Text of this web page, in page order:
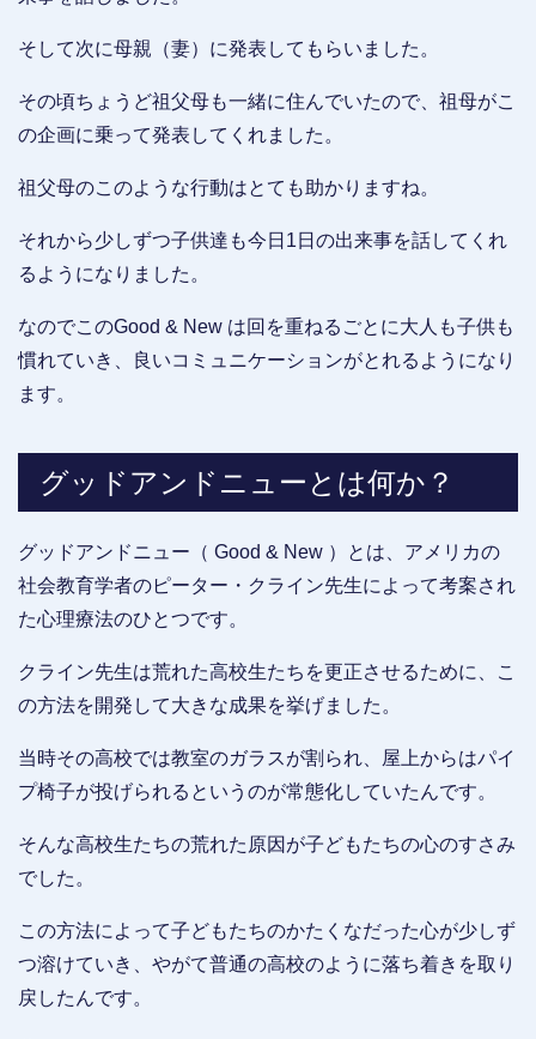
そして次に母親（妻）に発表してもらいました。
その頃ちょうど祖父母も一緒に住んでいたので、祖母がこ
の企画に乗って発表してくれました。
祖父母のこのような行動はとても助かりますね。
それから少しずつ子供達も今日1日の出来事を話してくれ
るようになりました。
なのでこのGood & New は回を重ねるごとに大人も子供も
慣れていき、良いコミュニケーションがとれるようになり
ます。
グッドアンドニューとは何か？
グッドアンドニュー（ Good & New ）とは、アメリカの
社会教育学者のピーター・クライン先生によって考案され
た心理療法のひとつです。
クライン先生は荒れた高校生たちを更正させるために、こ
の方法を開発して大きな成果を挙げました。
当時その高校では教室のガラスが割られ、屋上からはパイ
プ椅子が投げられるというのが常態化していたんです。
そんな高校生たちの荒れた原因が子どもたちの心のすさみ
でした。
この方法によって子どもたちのかたくなだった心が少しず
つ溶けていき、やがて普通の高校のように落ち着きを取り
戻したんです。